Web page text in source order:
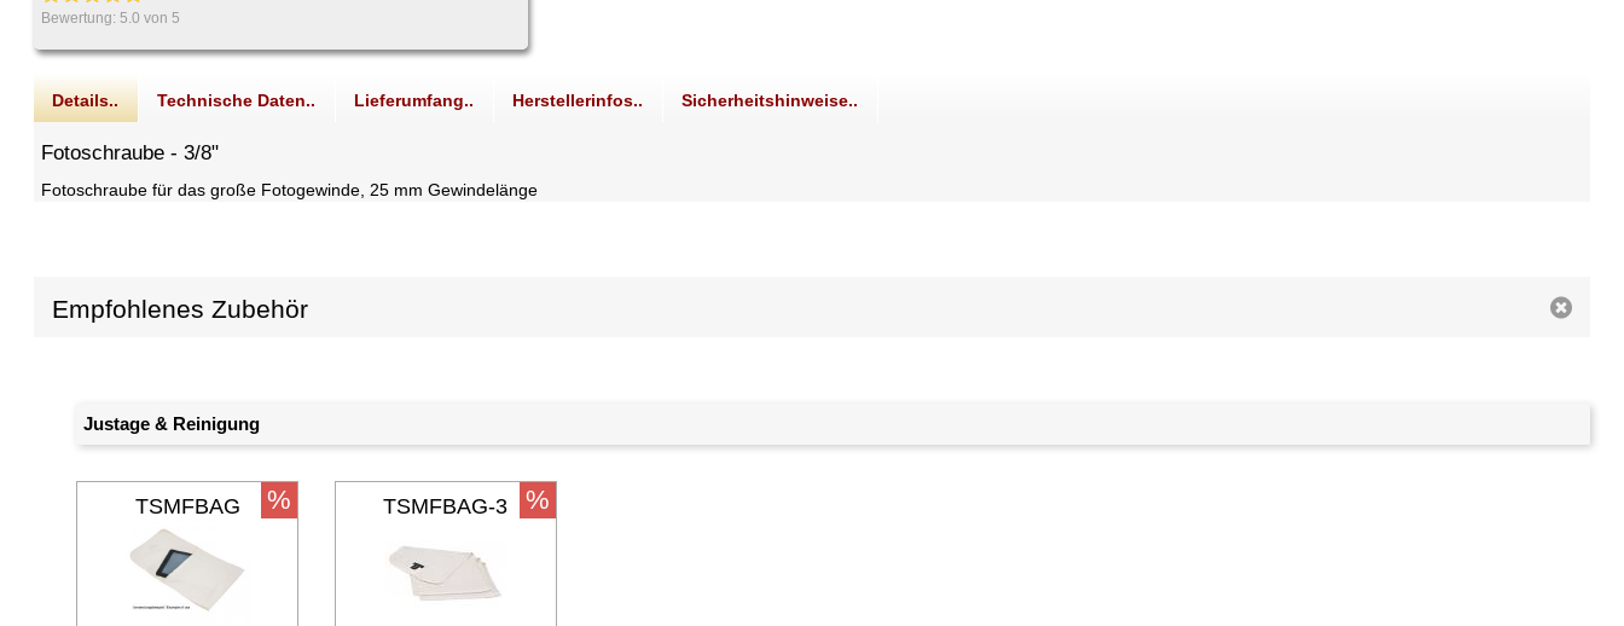
Bewertung:5.0 von 5
Details.. Technische Daten.. Lieferumfang.. Herstellerinfos.. Sicherheitshinweise..
Fotoschraube - 3/8"
Fotoschraube für das große Fotogewinde, 25 mm Gewindelänge
Empfohlenes Zubehör
Justage & Reinigung
TSMFBAG % TSMFBAG-3 %